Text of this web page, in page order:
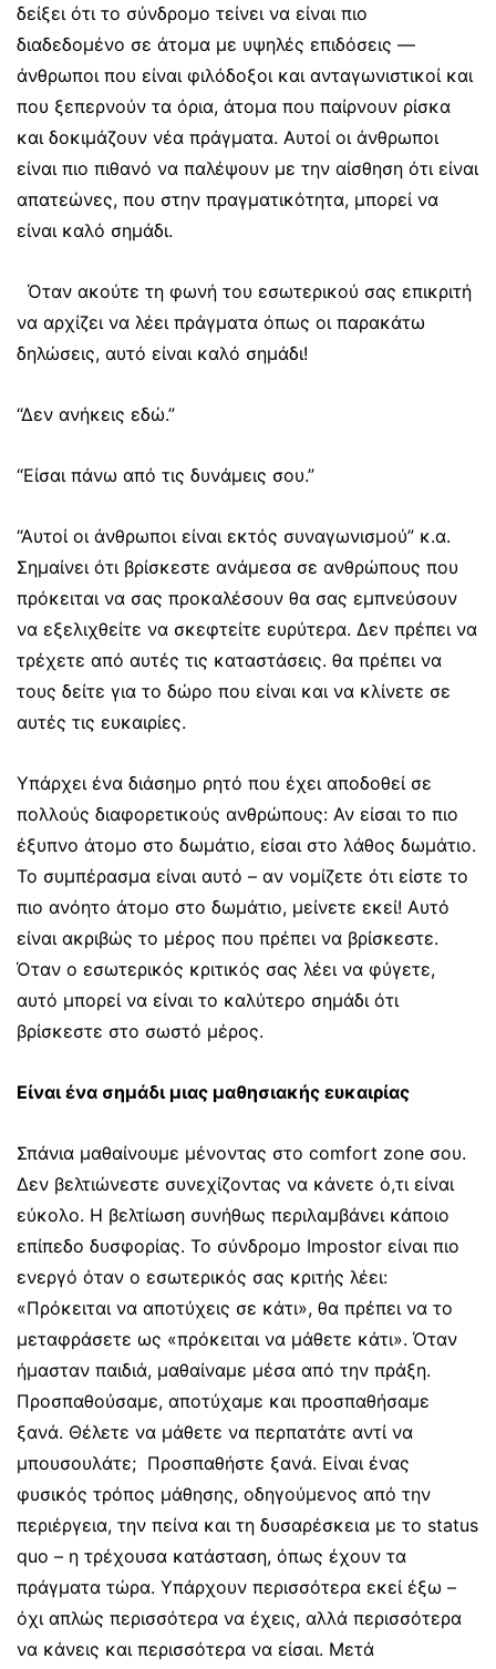
δείξει ότι το σύνδρομο τείνει να είναι πιο
διαδεδομένο σε άτομα με υψηλές επιδόσεις —
άνθρωποι που είναι φιλόδοξοι και ανταγωνιστικοί και
που ξεπερνούν τα όρια, άτομα που παίρνουν ρίσκα
και δοκιμάζουν νέα πράγματα. Αυτοί οι άνθρωποι
είναι πιο πιθανό να παλέψουν με την αίσθηση ότι είναι
απατεώνες, που στην πραγματικότητα, μπορεί να
είναι καλό σημάδι.
Όταν ακούτε τη φωνή του εσωτερικού σας επικριτή
να αρχίζει να λέει πράγματα όπως οι παρακάτω
δηλώσεις, αυτό είναι καλό σημάδι!
“Δεν ανήκεις εδώ.”
“Είσαι πάνω από τις δυνάμεις σου.”
“Αυτοί οι άνθρωποι είναι εκτός συναγωνισμού” κ.α.
Σημαίνει ότι βρίσκεστε ανάμεσα σε ανθρώπους που
πρόκειται να σας προκαλέσουν θα σας εμπνεύσουν
να εξελιχθείτε να σκεφτείτε ευρύτερα. Δεν πρέπει να
τρέχετε από αυτές τις καταστάσεις. θα πρέπει να
τους δείτε για το δώρο που είναι και να κλίνετε σε
αυτές τις ευκαιρίες.
Υπάρχει ένα διάσημο ρητό που έχει αποδοθεί σε
πολλούς διαφορετικούς ανθρώπους: Αν είσαι το πιο
έξυπνο άτομο στο δωμάτιο, είσαι στο λάθος δωμάτιο.
Το συμπέρασμα είναι αυτό – αν νομίζετε ότι είστε το
πιο ανόητο άτομο στο δωμάτιο, μείνετε εκεί! Αυτό
είναι ακριβώς το μέρος που πρέπει να βρίσκεστε.
Όταν ο εσωτερικός κριτικός σας λέει να φύγετε,
αυτό μπορεί να είναι το καλύτερο σημάδι ότι
βρίσκεστε στο σωστό μέρος.
Είναι ένα σημάδι μιας μαθησιακής ευκαιρίας
Σπάνια μαθαίνουμε μένοντας στο comfort zone σου.
Δεν βελτιώνεστε συνεχίζοντας να κάνετε ό,τι είναι
εύκολο. Η βελτίωση συνήθως περιλαμβάνει κάποιο
επίπεδο δυσφορίας. Το σύνδρομο Impostor είναι πιο
ενεργό όταν ο εσωτερικός σας κριτής λέει:
«Πρόκειται να αποτύχεις σε κάτι», θα πρέπει να το
μεταφράσετε ως «πρόκειται να μάθετε κάτι». Όταν
ήμασταν παιδιά, μαθαίναμε μέσα από την πράξη.
Προσπαθούσαμε, αποτύχαμε και προσπαθήσαμε
ξανά. Θέλετε να μάθετε να περπατάτε αντί να
μπουσουλάτε; Προσπαθήστε ξανά. Είναι ένας
φυσικός τρόπος μάθησης, οδηγούμενος από την
περιέργεια, την πείνα και τη δυσαρέσκεια με το status
quo – η τρέχουσα κατάσταση, όπως έχουν τα
πράγματα τώρα. Υπάρχουν περισσότερα εκεί έξω –
όχι απλώς περισσότερα να έχεις, αλλά περισσότερα
να κάνεις και περισσότερα να είσαι. Μετά